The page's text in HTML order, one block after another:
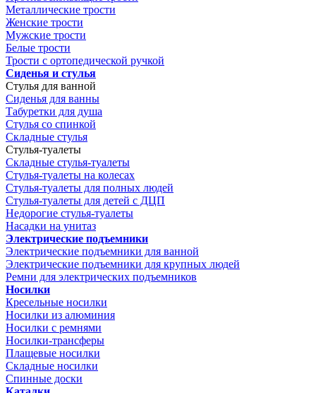
Металлические трости
Женские трости
Мужские трости
Белые трости
Трости с ортопедической ручкой
Сиденья и стулья
Стулья для ванной
Сиденья для ванны
Табуретки для душа
Стулья со спинкой
Складные стулья
Стулья-туалеты
Складные стулья-туалеты
Стулья-туалеты на колесах
Стулья-туалеты для полных людей
Стулья-туалеты для детей с ДЦП
Недорогие стулья-туалеты
Насадки на унитаз
Электрические подъемники
Электрические подъемники для ванной
Электрические подъемники для крупных людей
Ремни для электрических подъемников
Носилки
Кресельные носилки
Носилки из алюминия
Носилки с ремнями
Носилки-трансферы
Плащевые носилки
Складные носилки
Спинные доски